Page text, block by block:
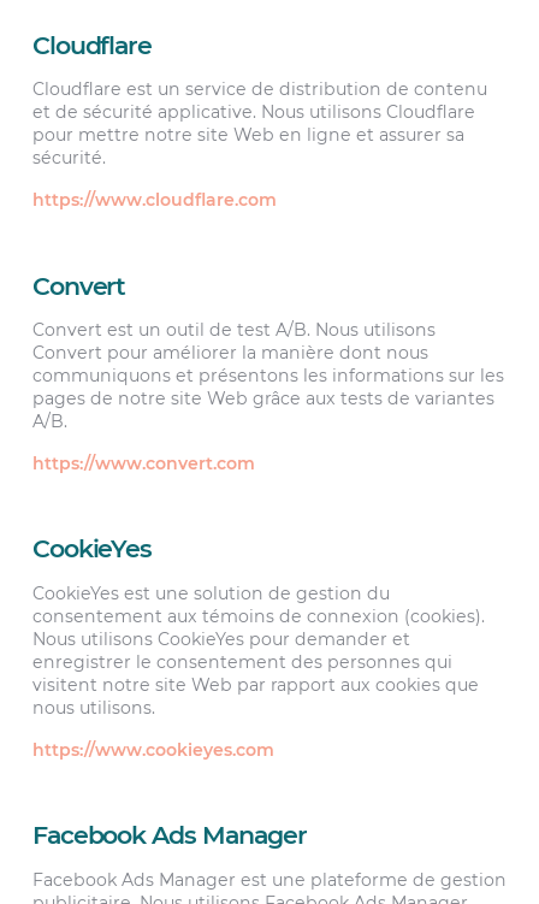
Cloudflare
Cloudflare est un service de distribution de contenu
et de sécurité applicative. Nous utilisons Cloudflare
pour mettre notre site Web en ligne et assurer sa
sécurité.
https://www.cloudflare.com
Convert
Convert est un outil de test A/B. Nous utilisons
Convert pour améliorer la manière dont nous
communiquons et présentons les informations sur les
pages de notre site Web grâce aux tests de variantes
A/B.
https://www.convert.com
CookieYes
CookieYes est une solution de gestion du
consentement aux témoins de connexion (cookies).
Nous utilisons CookieYes pour demander et
enregistrer le consentement des personnes qui
visitent notre site Web par rapport aux cookies que
nous utilisons.
https://www.cookieyes.com
Facebook Ads Manager
Facebook Ads Manager est une plateforme de gestion